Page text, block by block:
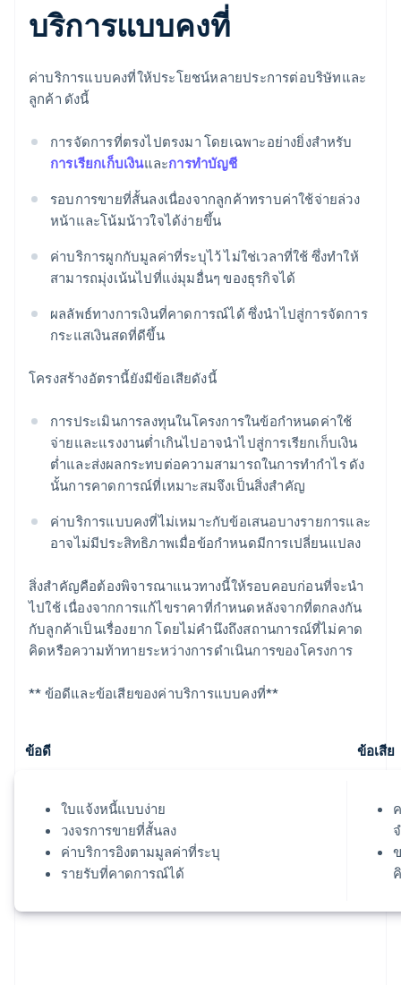
บริการแบบคงที่
ค่าบริการแบบคงที่ให้ประโยชน์หลายประการต่อบริษัทและ
ลูกค้า ดังนี้
การจัดการที่ตรงไปตรงมา โดยเฉพาะอย่างยิ่งสำหรับ
การเรียกเก็บเงินและการทำบัญชี
รอบการขายที่สั้นลงเนื่องจากลูกค้าทราบค่าใช้จ่ายล่วง
หน้าและโน้มน้าวใจได้ง่ายขึ้น
ค่าบริการผูกกับมูลค่าที่ระบุไว้ ไม่ใช่เวลาที่ใช้ ซึ่งทำให้
สามารถมุ่งเน้นไปที่แง่มุมอื่นๆ ของธุรกิจได้
ผลลัพธ์ทางการเงินที่คาดการณ์ได้ ซึ่งนำไปสู่การจัดการ
กระแสเงินสดที่ดีขึ้น
โครงสร้างอัตรานี้ยังมีข้อเสียดังนี้
การประเมินการลงทุนในโครงการในข้อกำหนดค่าใช้
จ่ายและแรงงานต่ำเกินไปอาจนำไปสู่การเรียกเก็บเงิน
ต่ำและส่งผลกระทบต่อความสามารถในการทำกำไร ดัง
นั้นการคาดการณ์ที่เหมาะสมจึงเป็นสิ่งสำคัญ
ค่าบริการแบบคงที่ไม่เหมาะกับข้อเสนอบางรายการและ
อาจไม่มีประสิทธิภาพเมื่อข้อกำหนดมีการเปลี่ยนแปลง
สิ่งสำคัญคือต้องพิจารณาแนวทางนี้ให้รอบคอบก่อนที่จะนำ
ไปใช้ เนื่องจากการแก้ไขราคาที่กำหนดหลังจากที่ตกลงกัน
กับลูกค้าเป็นเรื่องยาก โดยไม่คำนึงถึงสถานการณ์ที่ไม่คาด
คิดหรือความท้าทายระหว่างการดำเนินการของโครงการ
** ข้อดีและข้อเสียของค่าบริการแบบคงที่**
ข้อดี ข้อเสีย
ใบแจ้งหนี้แบบง่าย
วงจรการขายที่สั้นลง
ค่าบริการอิงตามมูลค่าที่ระบุ
รายรับที่คาดการณ์ได้